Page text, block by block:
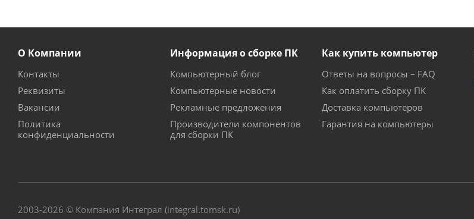
О Компании
Контакты
Реквизиты
Вакансии
Политика
конфиденциальности
Информация о сборке ПК
Компьютерный блог
Компьютерные новости
Рекламные предложения
Производители компонентов
для сборки ПК
Как купить компьютер
Ответы на вопросы – FAQ
Как оплатить сборку ПК
Доставка компьютеров
Гарантия на компьютеры
2003-2026 © Компания Интеграл (integral.tomsk.ru)